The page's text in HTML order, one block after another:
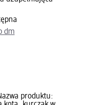
dm
produktu: